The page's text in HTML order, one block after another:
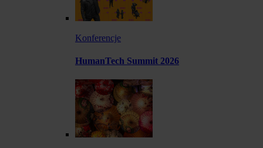
Konferencje
HumanTech Summit 2026